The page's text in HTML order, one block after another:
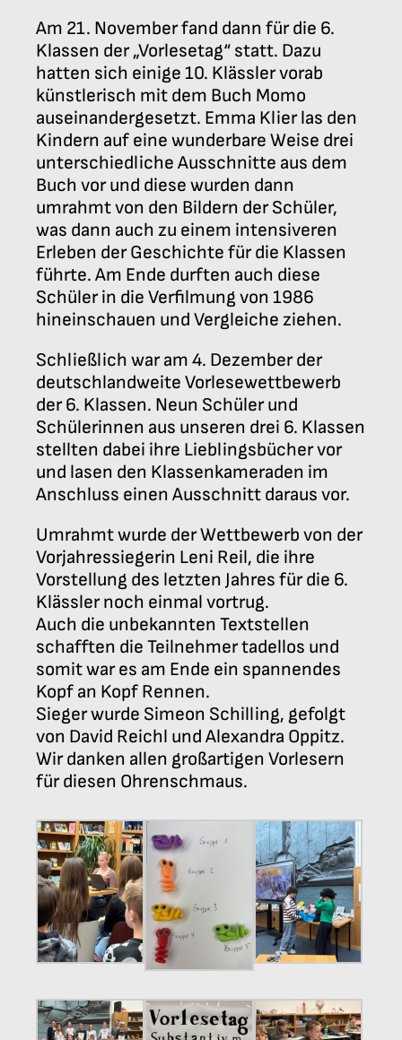
Am 21. November fand dann für die 6.
Klassen der „Vorlesetag“ statt. Dazu
hatten sich einige 10. Klässler vorab
künstlerisch mit dem Buch Momo
auseinandergesetzt. Emma Klier las den
Kindern auf eine wunderbare Weise drei
unterschiedliche Ausschnitte aus dem
Buch vor und diese wurden dann
umrahmt von den Bildern der Schüler,
was dann auch zu einem intensiveren
Erleben der Geschichte für die Klassen
führte. Am Ende durften auch diese
Schüler in die Verfilmung von 1986
hineinschauen und Vergleiche ziehen.
Schließlich war am 4. Dezember der
deutschlandweite Vorlesewettbewerb
der 6. Klassen. Neun Schüler und
Schülerinnen aus unseren drei 6. Klassen
stellten dabei ihre Lieblingsbücher vor
und lasen den Klassenkameraden im
Anschluss einen Ausschnitt daraus vor.
Umrahmt wurde der Wettbewerb von der
Vorjahressiegerin Leni Reil, die ihre
Vorstellung des letzten Jahres für die 6.
Klässler noch einmal vortrug.
Auch die unbekannten Textstellen
schafften die Teilnehmer tadellos und
somit war es am Ende ein spannendes
Kopf an Kopf Rennen.
Sieger wurde Simeon Schilling, gefolgt
von David Reichl und Alexandra Oppitz.
Wir danken allen großartigen Vorlesern
für diesen Ohrenschmaus.